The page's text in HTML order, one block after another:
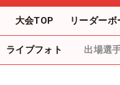
大会TOP リーダーボ
ライブフォト 出場選